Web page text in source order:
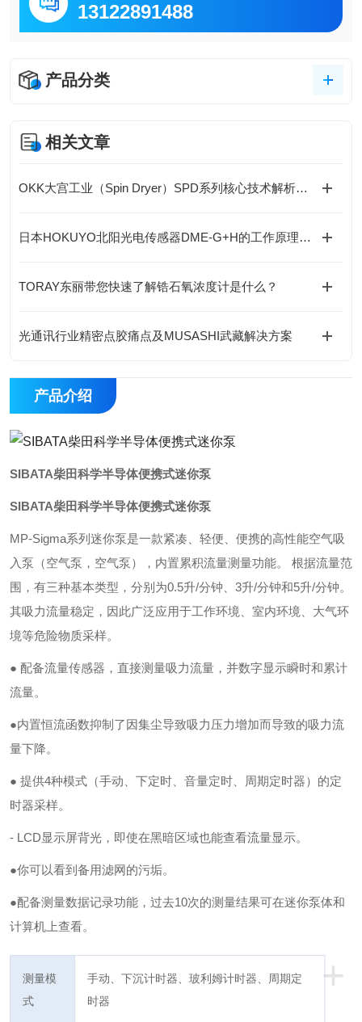
13122891488
产品分类
相关文章
OKK大宫工业（Spin Dryer）SPD系列核心技术解析（差异化竞争优势）
日本HOKUYO北阳光电传感器DME-G+H的工作原理是什么？
TORAY东丽带您快速了解锆石氧浓度计是什么？
光通讯行业精密点胶痛点及MUSASHI武藏解决方案
产品介绍
SIBATA柴田科学半导体便携式迷你泵
SIBATA柴田科学半导体便携式迷你泵
MP-Sigma系列迷你泵是一款紧凑、轻便、便携的高性能空气吸
入泵（空气泵，空气泵），内置累积流量测量功能。 根据流量范
围，有三种基本类型，分别为0.5升/分钟、3升/分钟和5升/分钟。
其吸力流量稳定，因此广泛应用于工作环境、室内环境、大气环
境等危险物质采样。
● 配备流量传感器，直接测量吸力流量，并数字显示瞬时和累计
流量。
●内置恒流函数抑制了因集尘导致吸力压力增加而导致的吸力流
量下降。
● 提供4种模式（手动、下定时、音量定时、周期定时器）的定
时器采样。
- LCD显示屏背光，即使在黑暗区域也能查看流量显示。
●你可以看到备用滤网的污垢。
●配备测量数据记录功能，过去10次的测量结果可在迷你泵体和
计算机上查看。
+
测量模
式
手动、下沉计时器、玻利姆计时器、周期定
时器